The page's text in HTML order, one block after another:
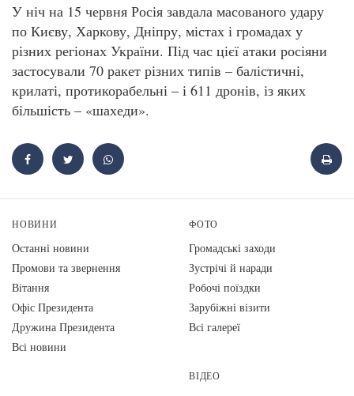
У ніч на 15 червня Росія завдала масованого удару
по Києву, Харкову, Дніпру, містах і громадах у
різних регіонах України. Під час цієї атаки росіяни
застосували 70 ракет різних типів – балістичні,
крилаті, протикорабельні – і 611 дронів, із яких
більшість – «шахеди».
НОВИНИ
Останні новини
Промови та звернення
Вiтання
Офіс Президента
Дружина Президента
Всі новини
ФОТО
Громадські заходи
Зустрічі й наради
Робочі поїздки
Зарубіжні візити
Всі галереї
ВІДЕО